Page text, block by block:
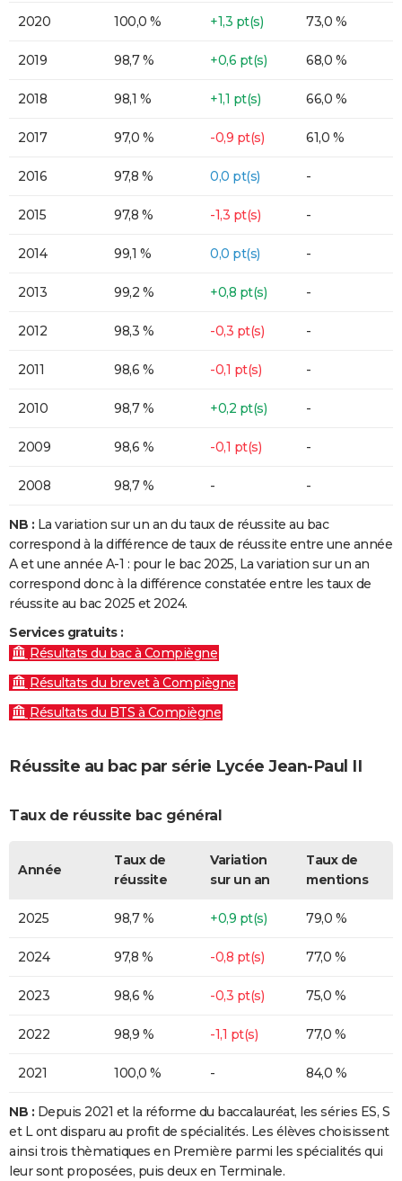
2020 100,0 % +1,3 pt(s) 73,0 %
2019 98,7 % +0,6 pt(s) 68,0 %
2018 98,1 % +1,1 pt(s) 66,0 %
2017 97,0 % -0,9 pt(s) 61,0 %
2016 97,8 % 0,0 pt(s) -
2015 97,8 % -1,3 pt(s) -
2014 99,1 % 0,0 pt(s) -
2013 99,2 % +0,8 pt(s) -
2012 98,3 % -0,3 pt(s) -
2011 98,6 % -0,1 pt(s) -
2010 98,7 % +0,2 pt(s) -
2009 98,6 % -0,1 pt(s) -
2008 98,7 % - -
NB : La variation sur un an du taux de réussite au bac
correspond à la différence de taux de réussite entre une année
A et une année A-1 : pour le bac 2025, La variation sur un an
correspond donc à la différence constatée entre les taux de
réussite au bac 2025 et 2024.
Services gratuits :
Résultats du bac à Compiègne
Résultats du brevet à Compiègne
Résultats du BTS à Compiègne
Réussite au bac par série Lycée Jean-Paul II
Taux de réussite bac général
Année
Taux de
réussite
Variation
sur un an
Taux de
mentions
2025 98,7 % +0,9 pt(s) 79,0 %
2024 97,8 % -0,8 pt(s) 77,0 %
2023 98,6 % -0,3 pt(s) 75,0 %
2022 98,9 % -1,1 pt(s) 77,0 %
2021 100,0 % - 84,0 %
NB : Depuis 2021 et la réforme du baccalauréat, les séries ES, S
et L ont disparu au profit de spécialités. Les élèves choisissent
ainsi trois thèmatiques en Première parmi les spécialités qui
leur sont proposées, puis deux en Terminale.